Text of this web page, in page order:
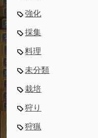
強化
採集
料理
未分類
栽培
狩り
狩猟